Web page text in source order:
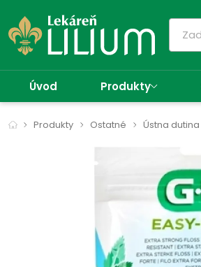
Úvod Produkty
Produkty Ostatné Ústna dutina